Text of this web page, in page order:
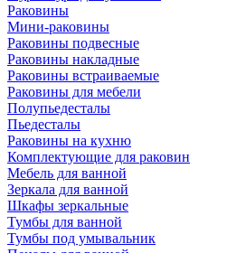
Раковины
Мини-раковины
Раковины подвесные
Раковины накладные
Раковины встраиваемые
Раковины для мебели
Полупьедесталы
Пьедесталы
Раковины на кухню
Комплектующие для раковин
Мебель для ванной
Зеркала для ванной
Шкафы зеркальные
Тумбы для ванной
Тумбы под умывальник